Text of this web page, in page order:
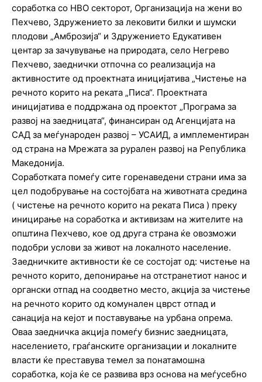
соработка со НВО секторот, Организација на жени во
Пехчево, Здружението за лековити билки и шумски
плодови „Амброзија“ и Здружението Едукативен
центар за зачувување на природата, село Негрево
Пехчево, заеднички отпочна со реализација на
активностите од проектната иницијатива „Чистење на
речното корито на реката „Писа“. Проектната
иницијатива е поддржана од проектот „Програма за
развој на заедницата“, финансиран од Агенцијата на
САД за меѓународен развој – УСАИД, а имплементиран
од страна на Мрежата за рурален развој на Република
Македонија.
Соработката помеѓу сите горенаведени страни има за
цел подобрување на состојбата на животната средина
( чистење на речното корито на реката Писа ) преку
иницирање на соработка и активизам на жителите на
општина Пехчево, кое од друга страна ќе овозможи
подобри услови за живот на локалното население.
Заедничките активности ќе се состојат од: чистење на
речното корито, депонирање на отстранетиот нанос и
органски отпад на соодветно место, акција за чистење
на речното корито од комунален цврст отпад и
санација на кејот и поставување на урбана опрема.
Оваа заедничка акција помеѓу бизнис заедницата,
населението, граѓанските организации и локалните
власти ќе преставува темел за понатамошна
соработка, која ќе се развива врз основа на меѓусебно